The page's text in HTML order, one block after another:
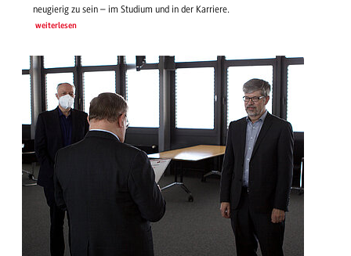
neugierig zu sein – im Studium und in der Karriere.
weiterlesen